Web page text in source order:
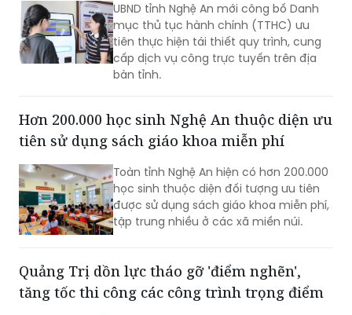
UBND tỉnh Nghệ An mới công bố Danh
mục thủ tục hành chính (TTHC) ưu
tiên thực hiện tái thiết quy trình, cung
cấp dịch vụ công trực tuyến trên địa
bàn tỉnh.
Hơn 200.000 học sinh Nghệ An thuộc diện ưu
tiên sử dụng sách giáo khoa miễn phí
Toàn tỉnh Nghệ An hiện có hơn 200.000
học sinh thuộc diện đối tượng ưu tiên
được sử dụng sách giáo khoa miễn phí,
tập trung nhiều ở các xã miền núi.
Quảng Trị dồn lực tháo gỡ 'điểm nghẽn',
tăng tốc thi công các công trình trọng điểm